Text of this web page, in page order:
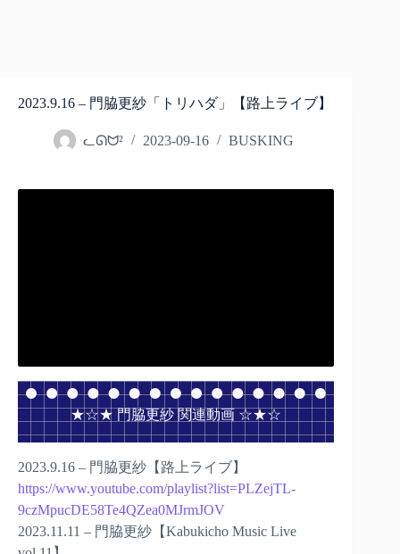
2023.9.16 – 門脇更紗「トリハダ」【路上ライブ】
ᓚᘏᗢ² 2023-09-16 BUSKING
★☆★ 門脇更紗 関連動画 ☆★☆
2023.9.16 – 門脇更紗【路上ライブ】
https://www.youtube.com/playlist?list=PLZejTL-
9czMpucDE58Te4QZea0MJrmJOV
2023.11.11 – 門脇更紗【Kabukicho Music Live